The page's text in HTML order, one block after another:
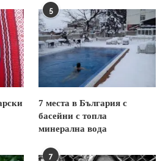
5
7 места в България с
басейни с топла
минерална вода
7